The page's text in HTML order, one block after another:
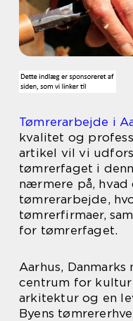
Tømrerarbejde i
kvalitet og
artikel vil vi
tømrerfaget i
nærmere på,
tømrerarbejde,
tømrerfirmaer,
for tømrerfaget.
Aarhus,
centrum for
arkitektur og en
Byens